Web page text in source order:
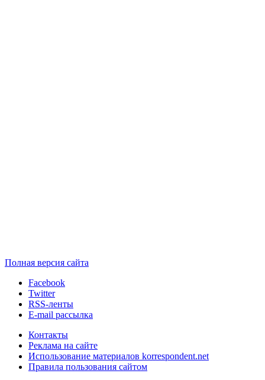
Полная версия сайта
Facebook
Twitter
RSS-ленты
E-mail рассылка
Контакты
Реклама на сайте
Использование материалов korrespondent.net
Правила пользования сайтом